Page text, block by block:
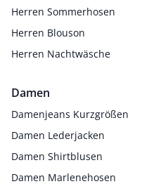
Herren Sommerhosen
Herren Blouson
Herren Nachtwäsche
Damen
Damenjeans Kurzgrößen
Damen Lederjacken
Damen Shirtblusen
Damen Marlenehosen